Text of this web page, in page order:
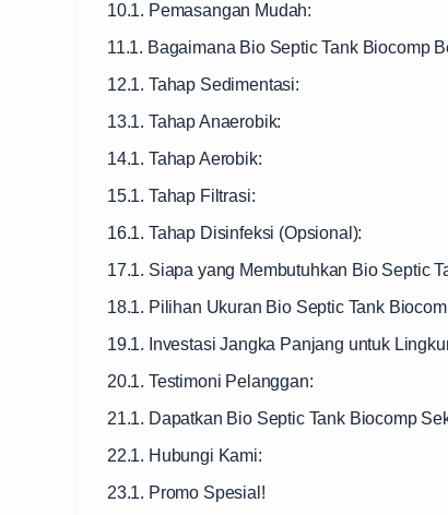
10.1. Pemasangan Mudah:
11.1. Bagaimana Bio Septic Tank Biocomp
12.1. Tahap Sedimentasi:
13.1. Tahap Anaerobik:
14.1. Tahap Aerobik:
15.1. Tahap Filtrasi:
16.1. Tahap Disinfeksi (Opsional):
17.1. Siapa yang Membutuhkan Bio Septic
18.1. Pilihan Ukuran Bio Septic Tank
19.1. Investasi Jangka Panjang untuk
20.1. Testimoni Pelanggan:
21.1. Dapatkan Bio Septic Tank Biocomp
22.1. Hubungi Kami:
23.1. Promo Spesial!